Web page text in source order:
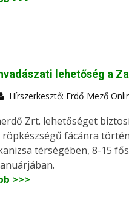
lehetőség a
Hírszerkesztő: Erdő-Mező
Zrt. lehetőséget
röpkészségű fácánra
térségében, 8-15
>>>